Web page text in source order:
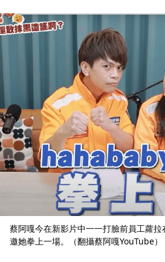
蔡阿嘎今在新影片中一一打臉前員工蘿
邀她拳上一場。（翻攝蔡阿嘎YouTube）